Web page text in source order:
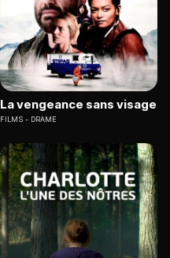
La vengeance sans visage
FILMS DRAME